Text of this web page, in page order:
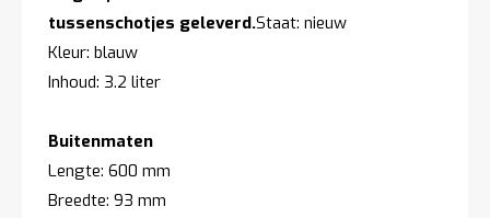
tussenschotjes geleverd.Staat: nieuw
Kleur: blauw
Inhoud: 3.2 liter
Buitenmaten
Lengte: 600 mm
Breedte: 93 mm